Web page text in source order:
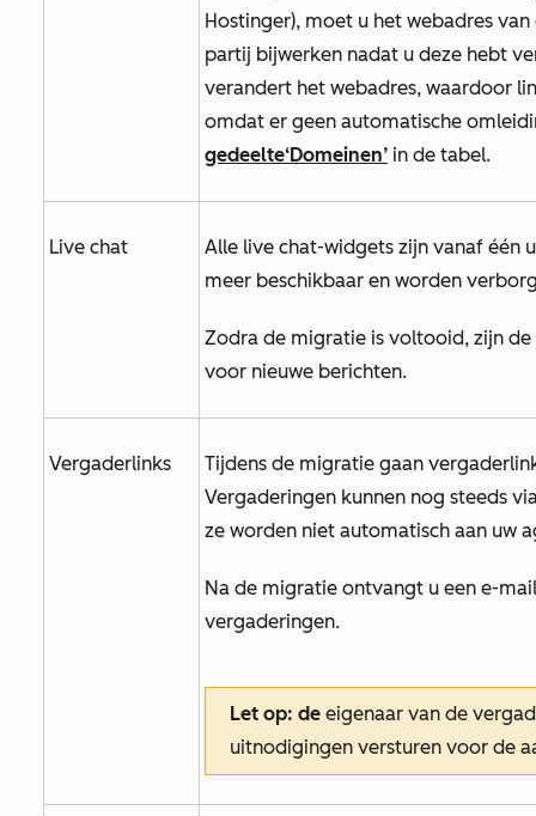
Hostinger), moet u het webadres
partij bijwerken nadat u deze hebt
verandert het webadres, waardoor
omdat er geen automatische
gedeelte‘Domeinen’ in de tabel.
Live chat
Alle live chat-widgets zijn vanaf één
meer beschikbaar en worden
Zodra de migratie is voltooid, zijn
voor nieuwe berichten.
Vergaderlinks
Tijdens de migratie gaan
Vergaderingen kunnen nog steeds
ze worden niet automatisch aan uw
Na de migratie ontvangt u een e-
vergaderingen.
Let op: de eigenaar van de
uitnodigingen versturen voor de